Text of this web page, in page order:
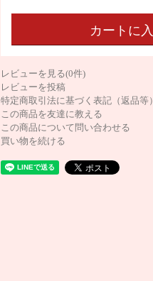
レビューを見る(0件)
レビューを投稿
特定商取引法に基づく表記（返品等）
この商品を友達に教える
この商品について問い合わせる
買い物を続ける